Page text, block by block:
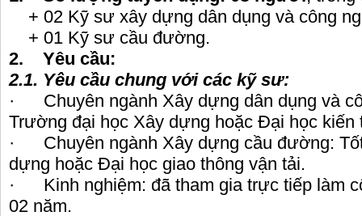
+ 02 Kỹ sư xây dựng dân dụng và công
+ 01 Kỹ sư cầu đường.
2. Yêu cầu:
2.1. Yêu cầu chung với các kỹ sư:
· Chuyên ngành Xây dựng dân dụng và
Trường đại học Xây dựng hoặc Đại học kiến
· Chuyên ngành Xây dựng cầu đường:
dựng hoặc Đại học giao thông vận tải.
· Kinh nghiệm: đã tham gia trực tiếp làm
02 năm.